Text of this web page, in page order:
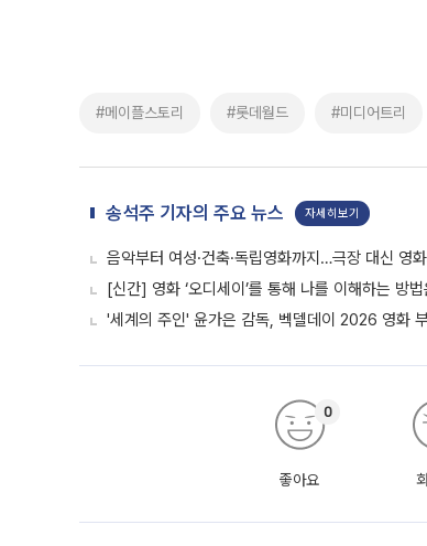
#메이플스토리 #롯데월드 #미디어트리
송석주 기자의 주요 뉴스 자세히보기
음악부터 여성·건축·독립영화까지…극장 대신 영
[신간] 영화 ‘오디세이’를 통해 나를 이해하는 방
'세계의 주인' 윤가은 감독, 벡델데이 2026 영화
좋아요
0